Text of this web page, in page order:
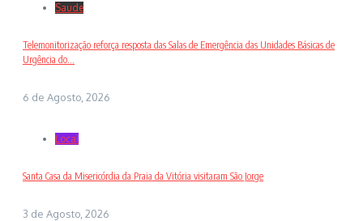
Saude
Telemonitorização reforça resposta das Salas de Emergência das Unidades Básicas de
Urgência do...
6 de Agosto, 2026
Local
Santa Casa da Misericórdia da Praia da Vitória visitaram São Jorge
3 de Agosto, 2026